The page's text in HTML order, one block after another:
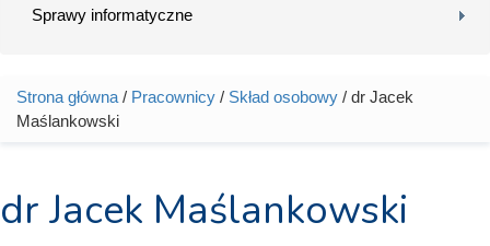
Sprawy informatyczne
Jesteś tutaj
Strona główna / Pracownicy / Skład osobowy / dr Jacek
Maślankowski
dr Jacek Maślankowski